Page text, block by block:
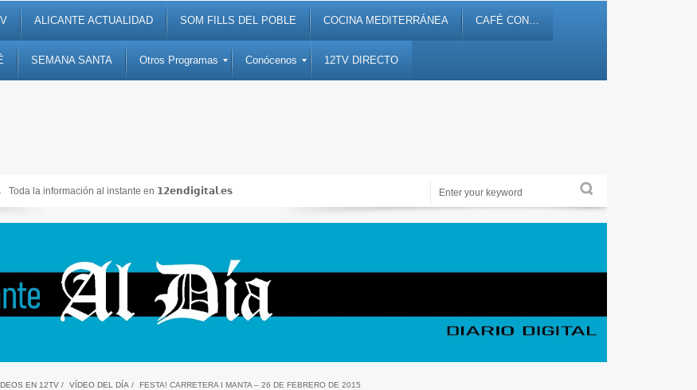
ALICANTE ACTUALIDAD SOM FILLS DEL POBLE COCINA MEDITERRÁNEA CAFÉ CON…
SEMANA SANTA Otros Programas Conócenos 12TV DIRECTO
Toda la información al instante en 𝟭𝟮𝗲𝗻𝗱𝗶𝗴𝗶𝘁𝗮𝗹.𝗲𝘀 Noticias, debates, fiestas, cultura, ocio y entretenimiento
EN 12TV/ VÍDEO DEL DÍA / FESTA! CARRETERA I MANTA – 26 DE FEBRERO DE 2015